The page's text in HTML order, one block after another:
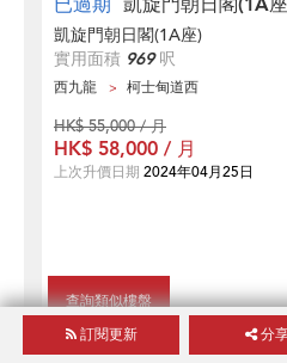
凱旋門朝日閣(1A座)
實用面積 969呎
西九龍 柯士甸道西
查詢類似樓盤
HK$ 55,000 / 月
HK$ 58,000 / 月
上次升價日期 2024年04月25日
訂閱更新 分